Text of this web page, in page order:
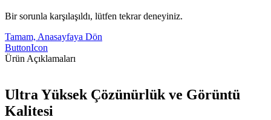
Bir sorunla karşılaşıldı, lütfen tekrar deneyiniz.
Tamam, Anasayfaya Dön
ButtonIcon
Ürün Açıklamaları
Ultra Yüksek Çözünürlük ve Görüntü
Kalitesi